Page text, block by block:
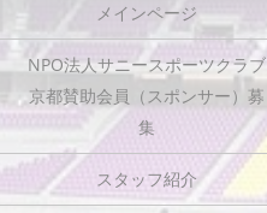
メインページ
NPO法人サニースポーツクラブ
京都賛助会員（スポンサー）募
集
スタッフ紹介